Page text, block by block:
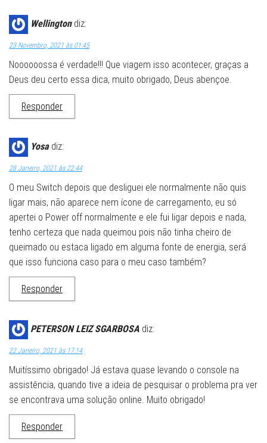
Wellington diz:
23 Novembro, 2021 às 01:45
Noooooossa é verdade!!! Que viagem isso acontecer, graças a
Deus deu certo essa dica, muito obrigado, Deus abençoe.
Responder
Yosa diz:
28 Janeiro, 2021 às 22:44
O meu Switch depois que desliguei ele normalmente não quis
ligar mais, não aparece nem ícone de carregamento, eu só
apertei o Power off normalmente e ele fui ligar depois e nada,
tenho certeza que nada queimou pois não tinha cheiro de
queimado ou estaca ligado em alguma fonte de energia, será
que isso funciona caso para o meu caso também?
Responder
PETERSON LEIZ SGARBOSA diz:
22 Janeiro, 2021 às 17:14
Muitíssimo obrigado! Já estava quase levando o console na
assistência, quando tive a ideia de pesquisar o problema pra ver
se encontrava uma solução online. Muito obrigado!
Responder